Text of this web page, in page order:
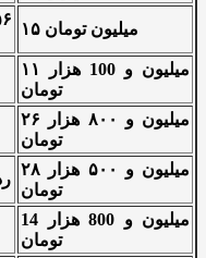
۱۵ میلیون تومان
۱۱ میلیون و 100 هزار
تومان
۲۶ میلیون و ۸۰۰ هزار
تومان
۲۸ میلیون و ۵۰۰ هزار
تومان
14 میلیون و 800 هزار
تومان